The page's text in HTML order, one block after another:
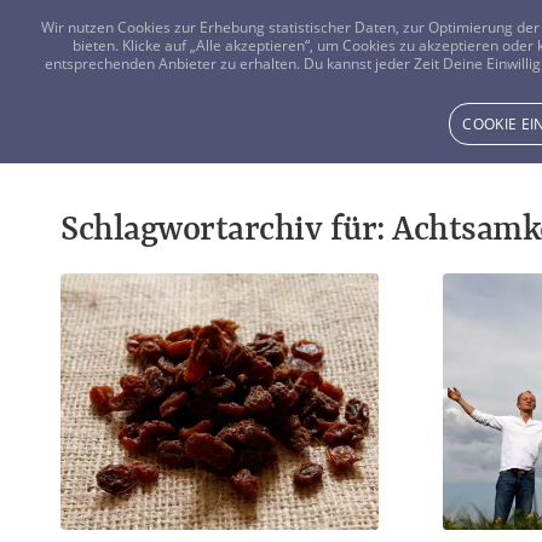
Schlagwortarchiv für:
Wir nutzen Cookies zur Erhebung statistischer Daten, zur Optimierung
bieten. Klicke auf „Alle akzeptieren“, um Cookies zu akzeptieren
entsprechenden Anbieter zu erhalten. Du kannst jeder Zeit Deine
COOKIE